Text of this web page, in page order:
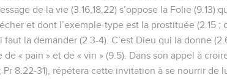
de la vie (3.16,18,22) s’oppose la Folie (9.13)
et dont l’exemple-type est la prostituée (2.15 ;
la demander (2.3-4). C’est Dieu qui la donne
de « pain » et de « vin » (9.5). Dans son appel à
8.22-31), répétera cette invitation à se nourrir de